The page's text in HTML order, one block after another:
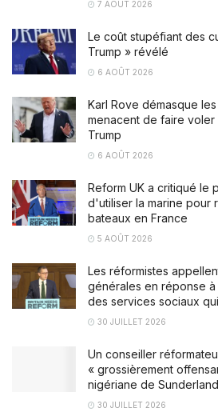
7 AOÛT 2026
Le coût stupéfiant des
Trump » révélé
6 AOÛT 2026
Karl Rove démasque
menacent de faire
Trump
6 AOÛT 2026
Reform UK a critiqué le
d'utiliser la marine pour
bateaux en France
5 AOÛT 2026
Les réformistes
générales en réponse à
des services sociaux
30 JUILLET 2026
Un conseiller
« grossièrement
nigériane de Sunderland
30 JUILLET 2026